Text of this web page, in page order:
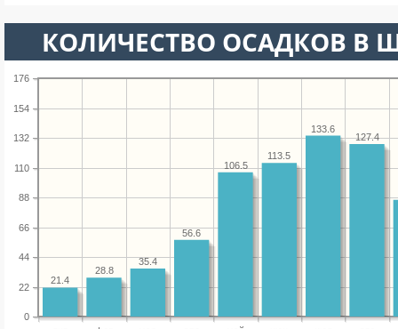
КОЛИЧЕСТВО ОСАДКОВ В
0
22
44
66
88
110
132
154
176
127.4
133.6
113.5
106.5
56.6
35.4
28.8
21.4